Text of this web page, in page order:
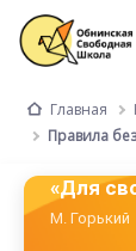
Главная
Правила
«Для
М. Горький